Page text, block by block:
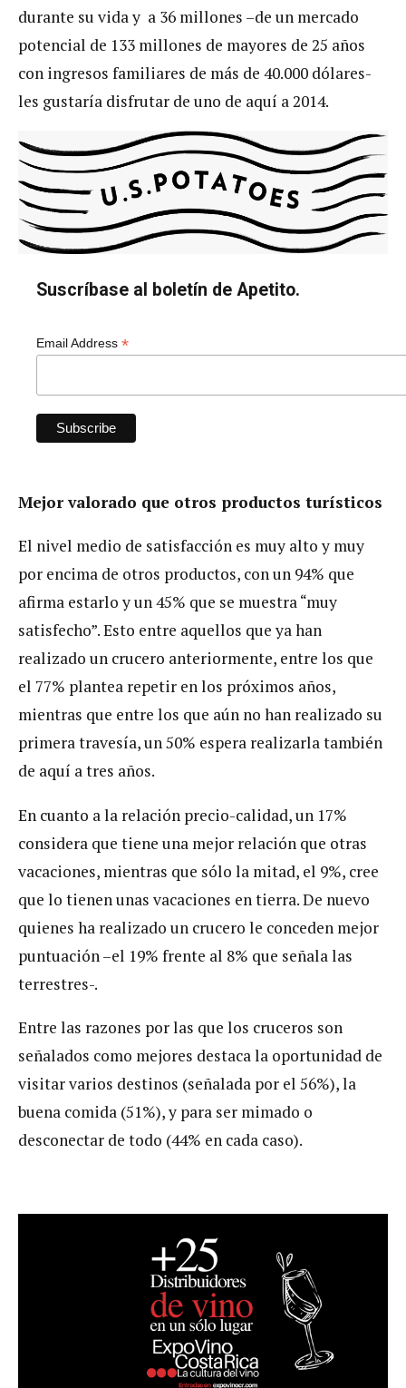
durante su vida y a 36 millones –de un mercado
potencial de 133 millones de mayores de 25 años
con ingresos familiares de más de 40.000 dólares-
les gustaría disfrutar de uno de aquí a 2014.
Suscríbase al boletín de Apetito.
Email Address *
Mejor valorado que otros productos turísticos
El nivel medio de satisfacción es muy alto y muy
por encima de otros productos, con un 94% que
afirma estarlo y un 45% que se muestra “muy
satisfecho”. Esto entre aquellos que ya han
realizado un crucero anteriormente, entre los que
el 77% plantea repetir en los próximos años,
mientras que entre los que aún no han realizado su
primera travesía, un 50% espera realizarla también
de aquí a tres años.
En cuanto a la relación precio-calidad, un 17%
considera que tiene una mejor relación que otras
vacaciones, mientras que sólo la mitad, el 9%, cree
que lo tienen unas vacaciones en tierra. De nuevo
quienes ha realizado un crucero le conceden mejor
puntuación –el 19% frente al 8% que señala las
terrestres-.
Entre las razones por las que los cruceros son
señalados como mejores destaca la oportunidad de
visitar varios destinos (señalada por el 56%), la
buena comida (51%), y para ser mimado o
desconectar de todo (44% en cada caso).